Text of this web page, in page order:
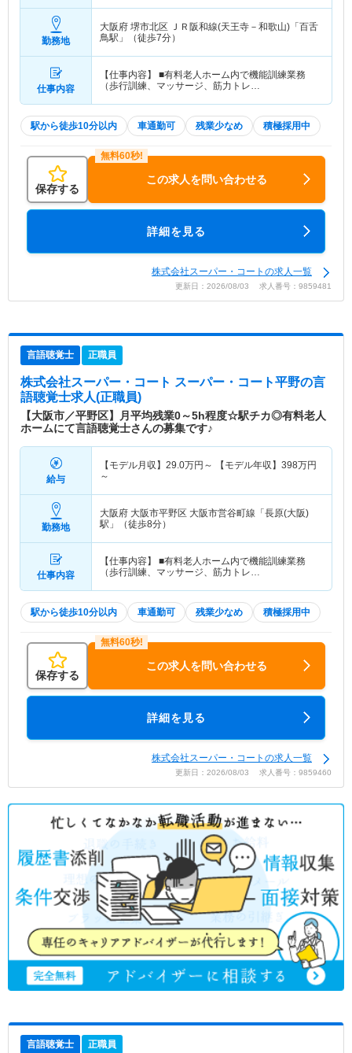
勤務地
大阪府 堺市北区 ＪＲ阪和線(天王寺－和歌山)「百舌
鳥駅」（徒歩7分）
仕事内容
【仕事内容】 ■有料老人ホーム内で機能訓練業務
（歩行訓練、マッサージ、筋力トレ…
駅から徒歩10分以内 車通勤可 残業少なめ 積極採用中
保存する
この求人を問い合わせる
詳細を見る
株式会社スーパー・コートの求人一覧
更新日：2026/08/03 求人番号：9859481
言語聴覚士 正職員
株式会社スーパー・コート スーパー・コート平野の言
語聴覚士求人(正職員)
【大阪市／平野区】月平均残業0～5h程度☆駅チカ◎有料老人
ホームにて言語聴覚士さんの募集です♪
給与
【モデル月収】 29.0万円～ 【モデル年収】 398万円
～
勤務地
大阪府 大阪市平野区 大阪市営谷町線「長原(大阪)
駅」（徒歩8分）
仕事内容
【仕事内容】 ■有料老人ホーム内で機能訓練業務
（歩行訓練、マッサージ、筋力トレ…
駅から徒歩10分以内 車通勤可 残業少なめ 積極採用中
保存する
この求人を問い合わせる
詳細を見る
株式会社スーパー・コートの求人一覧
更新日：2026/08/03 求人番号：9859460
言語聴覚士 正職員